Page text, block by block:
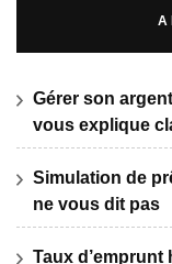
Gérer son
vous explique
Simulation de
ne vous dit pas
Taux